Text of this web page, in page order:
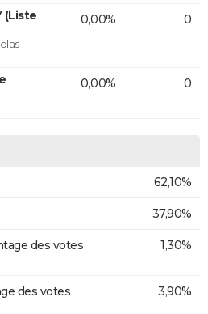
(Liste
0,00% 0
0,00% 0
62,10%
37,90%
des votes
1,30%
des votes
3,90%